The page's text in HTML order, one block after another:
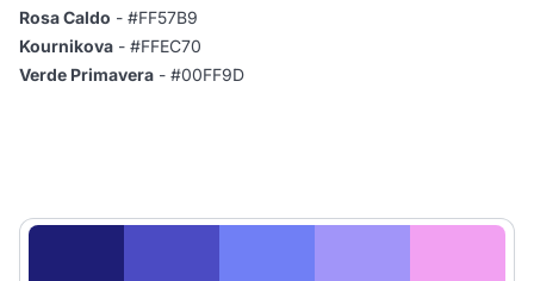
Rosa Caldo - #FF57B9
Kournikova - #FFEC70
Verde Primavera - #00FF9D